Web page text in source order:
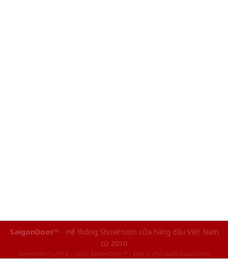
SaigonDoor™ - Hệ thống Showroom cửa hàng đầu Việt Nam
từ 2010
Copyright ⓒ 2010 – 2026 SaigonDoor™ | Đơn vị chủ quản SaigonDoor